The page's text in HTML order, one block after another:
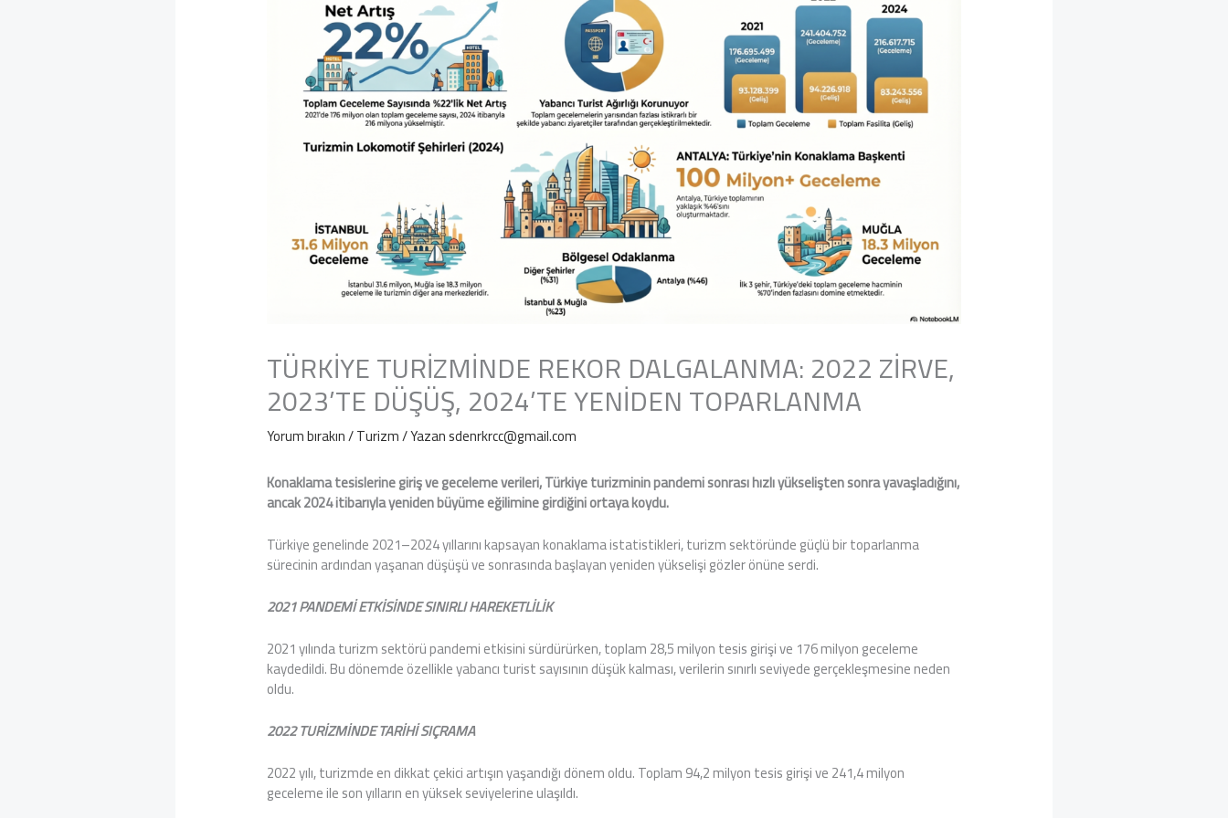
TÜRKİYE TURİZMİNDE REKOR DALGALANMA: 2022 ZİRVE,
2023’TE DÜŞÜŞ, 2024’TE YENİDEN TOPARLANMA
Yorum bırakın/Turizm/ Yazansdenrkrcc@gmail.com
Konaklama tesislerine giriş ve geceleme verileri, Türkiye turizminin pandemi sonrası hızlı yükselişten sonra yavaşladığını,
ancak 2024 itibarıyla yeniden büyüme eğilimine girdiğini ortaya koydu.
Türkiye genelinde 2021–2024 yıllarını kapsayan konaklama istatistikleri, turizm sektöründe güçlü bir toparlanma
sürecinin ardından yaşanan düşüşü ve sonrasında başlayan yeniden yükselişi gözler önüne serdi.
2021 PANDEMİ ETKİSİNDE SINIRLI HAREKETLİLİK
2021 yılında turizm sektörü pandemi etkisini sürdürürken, toplam 28,5 milyon tesis girişi ve 176 milyon geceleme
kaydedildi. Bu dönemde özellikle yabancı turist sayısının düşük kalması, verilerin sınırlı seviyede gerçekleşmesine neden
oldu.
2022 TURİZMİNDE TARİHİ SIÇRAMA
2022 yılı, turizmde en dikkat çekici artışın yaşandığı dönem oldu. Toplam 94,2 milyon tesis girişi ve 241,4 milyon
geceleme ile son yılların en yüksek seviyelerine ulaşıldı.